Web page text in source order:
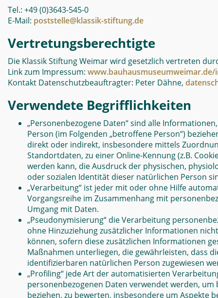
Tel.: +49 (0)3643-545-0
E-Mail: poststelle@klassik-stiftung.de
Vertretungsberechtigte
Die Klassik Stiftung Weimar wird gesetzlich vertreten
Link zum Impressum:
Kontakt Datenschutzbeauftragter: Peter Dähne,
Verwendete Begrifflichkeiten
„Personenbezogene Daten“ sind alle
Person (im Folgenden „betroffene Person“)
direkt oder indirekt, insbesondere mittels
Standortdaten, zu einer Online-Kennung (z.B.
werden kann, die Ausdruck der physischen,
oder sozialen Identität dieser natürlichen Person
„Verarbeitung“ ist jeder mit oder ohne Hilfe
Vorgangsreihe im Zusammenhang mit
Umgang mit Daten.
„Pseudonymisierung“ die Verarbeitung
ohne Hinzuziehung zusätzlicher Informationen
können, sofern diese zusätzlichen Informationen
Maßnahmen unterliegen, die gewährleisten, dass
identifizierbaren natürlichen Person zugewiesen
„Profiling“ jede Art der automatisierten
personenbezogenen Daten verwendet werden,
beziehen, zu bewerten, insbesondere um Aspekte